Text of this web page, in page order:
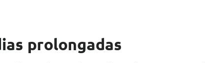
prolongadas